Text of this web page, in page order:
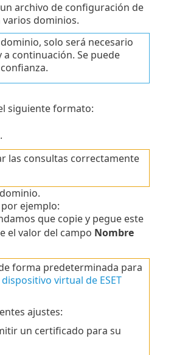
un archivo de configuración de
dominios.
solo será necesario
continuación. Se puede
siguiente formato:
las consultas correctamente
ejemplo:
que copie y pegue este
el valor del campo Nombre
de forma predeterminada para
virtual de ESET
ajustes:
un certificado para su